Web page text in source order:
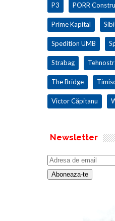
P3 PORR
Prime Kapital
Spedition UMB
Strabag
The Bridge
Victor Căpitanu
Newsletter